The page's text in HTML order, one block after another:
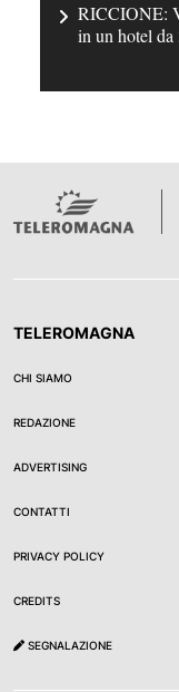
RICCIONE:
in un hotel da
TELEROMAGNA
CHI SIAMO
REDAZIONE
ADVERTISING
CONTATTI
PRIVACY POLICY
CREDITS
SEGNALAZIONE